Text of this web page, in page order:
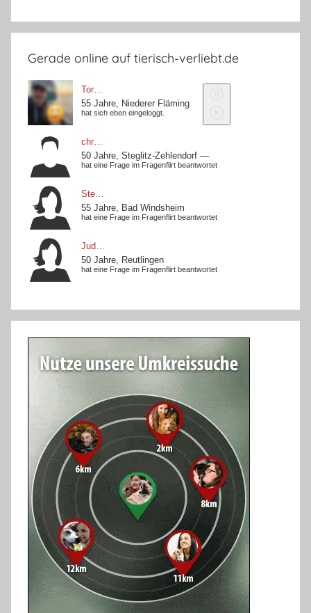
Gerade online auf tierisch-verliebt.de